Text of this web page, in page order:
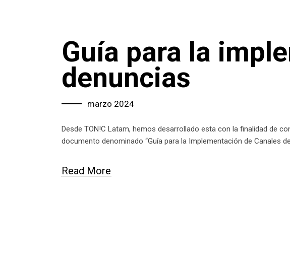
Guía para la
denuncias
marzo 2024
Desde TON!C Latam, hemos desarrollado esta con la finalidad de
documento denominado “Guía para la Implementación de Canales
Read More